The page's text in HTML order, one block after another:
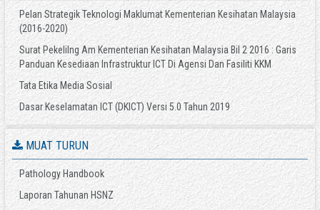
Pelan Strategik Teknologi Maklumat Kementerian Kesihatan Malaysia
(2016-2020)
Surat Pekelilng Am Kementerian Kesihatan Malaysia Bil 2 2016 : Garis
Panduan Kesediaan Infrastruktur ICT Di Agensi Dan Fasiliti KKM
Tata Etika Media Sosial
Dasar Keselamatan ICT (DKICT) Versi 5.0 Tahun 2019
MUAT TURUN
Pathology Handbook
Laporan Tahunan HSNZ